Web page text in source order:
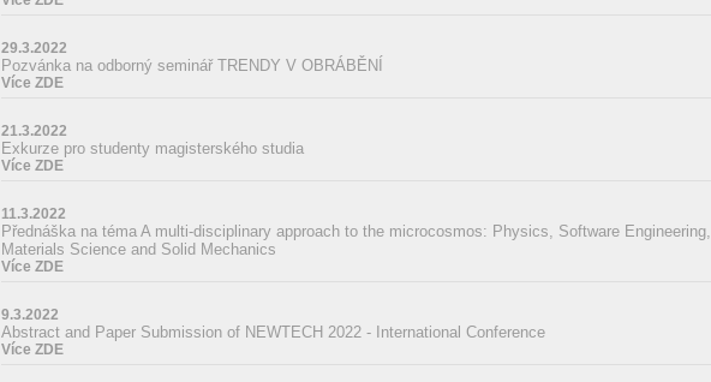
29.3.2022
Pozvánka na odborný seminář TRENDY V OBRÁBĚNÍ
Více ZDE
21.3.2022
Exkurze pro studenty magisterského studia
Více ZDE
11.3.2022
Přednáška na téma A multi-disciplinary approach to the microcosmos: Physics, Software Engineering,
Materials Science and Solid Mechanics
Více ZDE
9.3.2022
Abstract and Paper Submission of NEWTECH 2022 - International Conference
Více ZDE